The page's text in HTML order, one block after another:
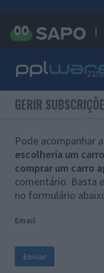
GERIR
Pode acompanhar
escolheria um
comprar um carro
comentário. Basta
no formulário
Email